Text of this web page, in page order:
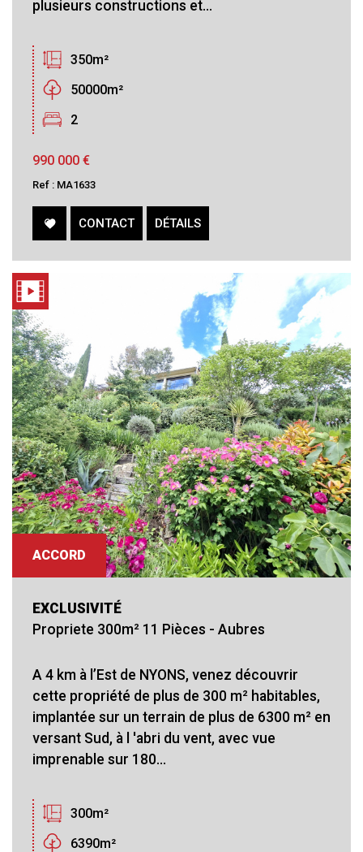
plusieurs constructions et...
350m²
50000m²
2
990 000 €
Ref : MA1633
CONTACT DÉTAILS
ACCORD
EXCLUSIVITÉ
Propriete 300m² 11 Pièces - Aubres
A 4 km à l’Est de NYONS, venez découvrir
cette propriété de plus de 300 m² habitables,
implantée sur un terrain de plus de 6300 m² en
versant Sud, à l 'abri du vent, avec vue
imprenable sur 180...
300m²
6390m²